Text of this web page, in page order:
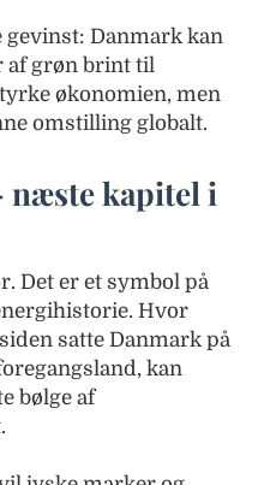
Danmark kan
af grøn brint til
økonomien, men
omstilling globalt.
kapitel i
Det er et symbol på
Hvor
satte Danmark på
kan
bølge af